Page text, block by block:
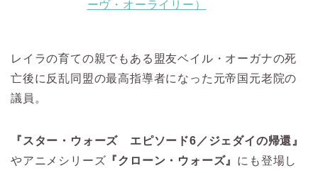
レイラの育ての親でもある盟友ベイル・オーガナの死
亡後に反乱同盟の最高指導者になった元帝国元老院の
議員。
『スター・ウォーズ エピソード6／ジェダイの帰還』
やアニメシリーズ 『クローン・ウォーズ』 にも登場し